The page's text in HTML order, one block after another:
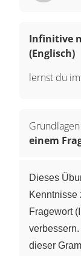
Infinitive
(Englisch)
lernst du im
einem
Dieses
Kenntnisse
Fragewort
dieser